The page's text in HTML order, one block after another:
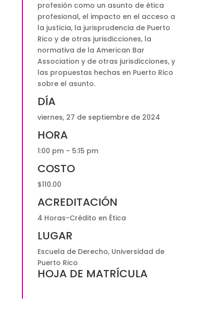
profesión como un asunto de ética
profesional, el impacto en el acceso a
la justicia, la jurisprudencia de Puerto
Rico y de otras jurisdicciones, la
normativa de la American Bar
Association y de otras jurisdicciones, y
las propuestas hechas en Puerto Rico
sobre el asunto.
DÍA
viernes, 27 de septiembre de 2024
HORA
1:00 pm – 5:15 pm
COSTO
$110.00
ACREDITACIÓN
4 Horas-Crédito en Ética
LUGAR
Escuela de Derecho, Universidad de
Puerto Rico
HOJA DE MATRÍCULA